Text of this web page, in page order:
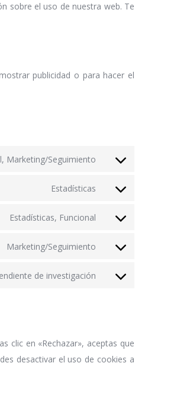
sobre el uso de nuestra web. Te
publicidad o para hacer el
Marketing/Seguimiento
Estadísticas
Estadísticas, Funcional
Marketing/Seguimiento
de investigación
clic en «Rechazar», aceptas que
desactivar el uso de cookies a